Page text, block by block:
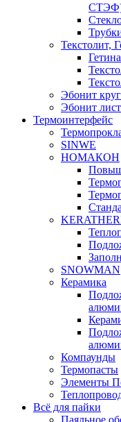
Текстолит,
Эбонит круг
Эбонит лист
Термоинтерфейс
SINWE
НОМАКОН
SNOWMAN
Керамика
Компаунды
Термопасты
Элементы
Всё для пайки
Паяльное